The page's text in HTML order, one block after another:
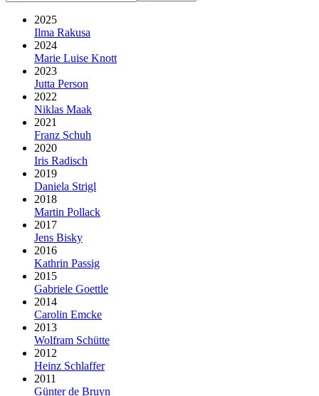
2025
Ilma Rakusa
2024
Marie Luise Knott
2023
Jutta Person
2022
Niklas Maak
2021
Franz Schuh
2020
Iris Radisch
2019
Daniela Strigl
2018
Martin Pollack
2017
Jens Bisky
2016
Kathrin Passig
2015
Gabriele Goettle
2014
Carolin Emcke
2013
Wolfram Schütte
2012
Heinz Schlaffer
2011
Günter de Bruyn